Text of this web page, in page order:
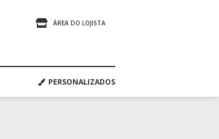
ÁREA DO LOJISTA
PERSONALIZADOS